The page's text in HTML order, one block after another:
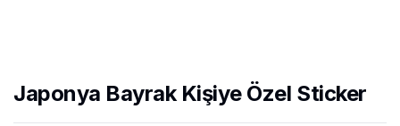
Japonya Bayrak Kişiye Özel Sticker